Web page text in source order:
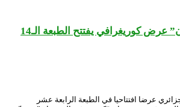
“كرسي في المهرجان” عرض كوريغرافي يفتتح الطبعة الـ14
عرضا افتتاحيا في الطبعة الرابعة عشر